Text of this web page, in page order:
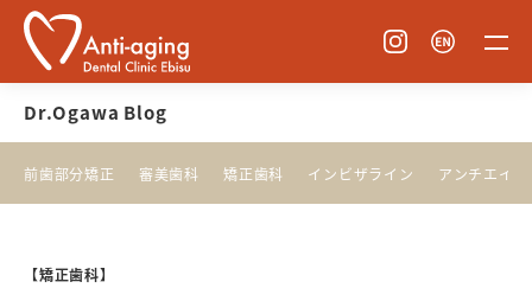
Dr.Ogawa Blog
前歯部分矯正 審美歯科 矯正歯科 インビザライン アンチエイ
【矯正歯科】